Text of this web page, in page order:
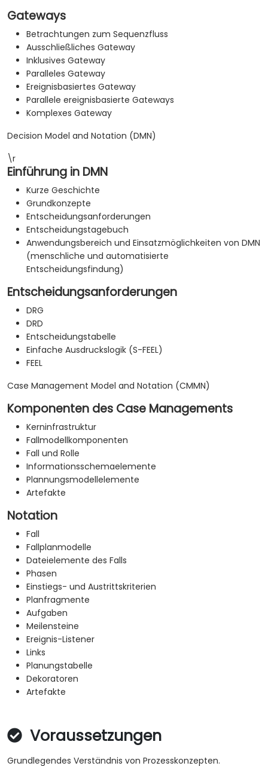
Gateways
Betrachtungen zum Sequenzfluss
Ausschließliches Gateway
Inklusives Gateway
Paralleles Gateway
Ereignisbasiertes Gateway
Parallele ereignisbasierte Gateways
Komplexes Gateway
Decision Model and Notation (DMN)
\r
Einführung in DMN
Kurze Geschichte
Grundkonzepte
Entscheidungsanforderungen
Entscheidungstagebuch
Anwendungsbereich und Einsatzmöglichkeiten von DMN
(menschliche und automatisierte
Entscheidungsfindung)
Entscheidungsanforderungen
DRG
DRD
Entscheidungstabelle
Einfache Ausdruckslogik (S-FEEL)
FEEL
Case Management Model and Notation (CMMN)
Komponenten des Case Managements
Kerninfrastruktur
Fallmodellkomponenten
Fall und Rolle
Informationsschemaelemente
Plannungsmodellelemente
Artefakte
Notation
Fall
Fallplanmodelle
Dateielemente des Falls
Phasen
Einstiegs- und Austrittskriterien
Planfragmente
Aufgaben
Meilensteine
Ereignis-Listener
Links
Planungstabelle
Dekoratoren
Artefakte
Voraussetzungen
Grundlegendes Verständnis von Prozesskonzepten.